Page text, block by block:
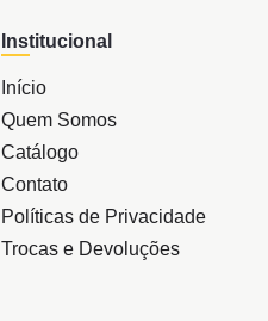
Institucional
Início
Quem Somos
Catálogo
Contato
Políticas de Privacidade
Trocas e Devoluções